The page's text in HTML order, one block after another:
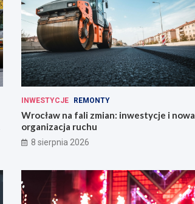
INWESTYCJE REMONTY
Wrocław na fali zmian: inwestycje i nowa
organizacja ruchu
8 sierpnia 2026